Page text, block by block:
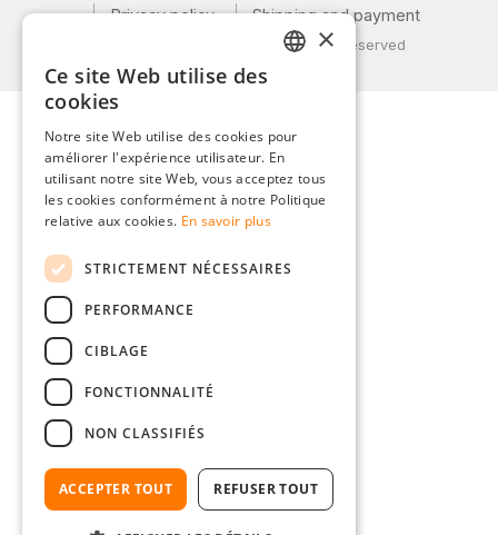
Privacy policy
Shipping and payment
© 2026 Weidinger GmbH, All Rights Reserved
ITALIAN
POLISH
×
Ce site Web utilise des
cookies
Notre site Web utilise des cookies pour
améliorer l'expérience utilisateur. En
utilisant notre site Web, vous acceptez tous
les cookies conformément à notre Politique
relative aux cookies. En savoir plus
STRICTEMENT NÉCESSAIRES
PERFORMANCE
CIBLAGE
FONCTIONNALITÉ
NON CLASSIFIÉS
ACCEPTER TOUT REFUSER TOUT